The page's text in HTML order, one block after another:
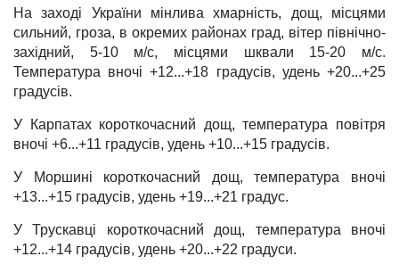
На заході України мінлива хмарність, дощ, місцями
сильний, гроза, в окремих районах град, вітер північно-
західний, 5-10 м/с, місцями шквали 15-20 м/с.
Температура вночі +12...+18 градусів, удень +20...+25
градусів.
У Карпатах короткочасний дощ, температура повітря
вночі +6...+11 градусів, удень +10...+15 градусів.
У Моршині короткочасний дощ, температура вночі
+13...+15 градусів, удень +19...+21 градус.
У Трускавці короткочасний дощ, температура вночі
+12...+14 градусів, удень +20...+22 градуси.